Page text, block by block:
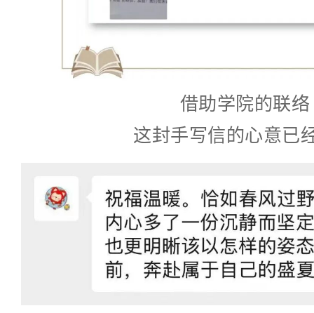
星烁
借助学院的联络
这封手写信的心意已